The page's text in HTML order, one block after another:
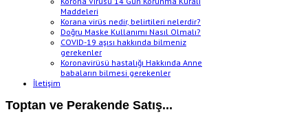
Maddeleri
Korana virüs nedir, belirtileri nelerdir?
Doğru Maske Kullanımı Nasıl Olmalı?
COVID-19 aşısı hakkında bilmeniz
gerekenler
Koronavirüsü hastalığı Hakkında Anne
babaların bilmesi gerekenler
İletişim
Toptan ve Perakende Satış...